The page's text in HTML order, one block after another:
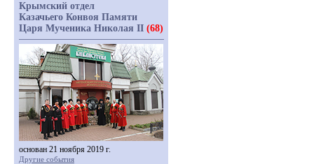
Крымский отдел
Казачьего Конвоя Памяти
Царя Мученика Николая II (68)
основан 21 ноября 2019 г.
Другие события